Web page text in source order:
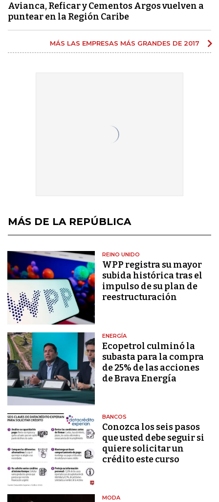
Avianca, Reficar y Cementos Argos vuelven a
puntear en la Región Caribe
MÁS LAS EMPRESAS MÁS GRANDES DE 2017
MÁS DE LA REPÚBLICA
REINO UNIDO
WPP registra su mayor
subida histórica tras el
impulso de su plan de
reestructuración
ENERGÍA
Ecopetrol culminó la
subasta para la compra
de 25% de las acciones
de Brava Energía
BANCOS
Conozca los seis pasos
que usted debe seguir si
quiere solicitar un
crédito este curso
MODA